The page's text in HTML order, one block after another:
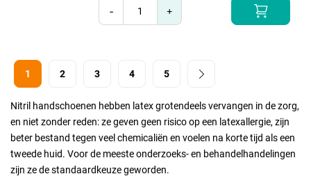
- +
1 2 3 4 5
Nitril handschoenen hebben latex grotendeels vervangen in de zorg,
en niet zonder reden: ze geven geen risico op een latexallergie, zijn
beter bestand tegen veel chemicaliën en voelen na korte tijd als een
tweede huid. Voor de meeste onderzoeks- en behandelhandelingen
zijn ze de standaardkeuze geworden.